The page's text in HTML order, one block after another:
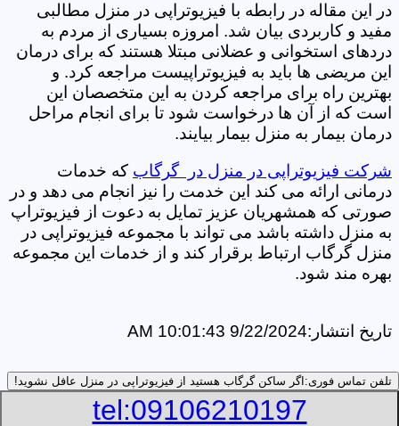
در این مقاله در رابطه با فیزیوتراپی در منزل مطالبی
مفید و کاربردی بیان شد. امروزه بسیاری از مردم به
دردهای استخوانی و عضلانی مبتلا هستند که برای درمان
این مریضی ها باید به فیزیوتراپیست مراجعه کرد. و
بهترین راه برای مراجعه کردن به این متخصصان این
است که از آن ها درخواست شود تا برای انجام مراحل
درمان بیمار به منزل بیمار بیایند.
شرکت فیزیوتراپی در منزل در گرگاب که خدمات
درمانی ارائه می کند این خدمت را نیز انجام می دهد و در
صورتی که همشهریان عزیز تمایل به دعوت از فیزیوتراپ
به منزل داشته باشد می تواند با مجموعه فیزیوتراپی در
منزل گرگاب ارتباط برقرار کند و از خدمات این مجموعه
بهره مند شود.
تاریخ انتشار:9/22/2024 10:01:43 AM
تلفن تماس فوری: اگر ساکن گرگاب هستید از فیزیوتراپی در منزل عافل نشوید!
tel:09106210197